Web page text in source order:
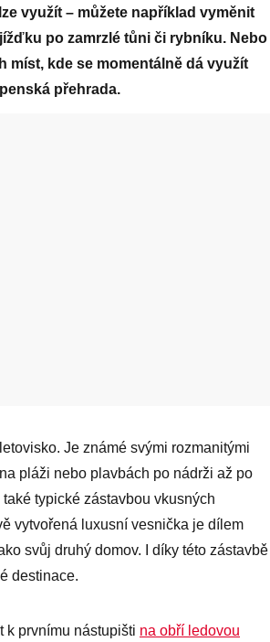
využít – můžete například vyměnit
po zamrzlé tůni či rybníku. Nebo
míst, kde se momentálně dá využít
přehrada.
Je známé svými rozmanitými
pláži nebo plavbách po nádrži až po
typické zástavbou vkusných
vytvořená luxusní vesnička je dílem
svůj druhý domov. I díky této zástavbě
destinace.
k prvnímu nástupišti na obří ledovou